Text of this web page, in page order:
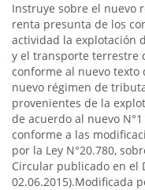
Instruye sobre el nuevo
renta presunta de los
actividad la explotación
y el transporte terrestre
conforme al nuevo texto
nuevo régimen de
provenientes de la
de acuerdo al nuevo
conforme a las
por la Ley N°20.780,
Circular publicado en el
02.06.2015).Modificada